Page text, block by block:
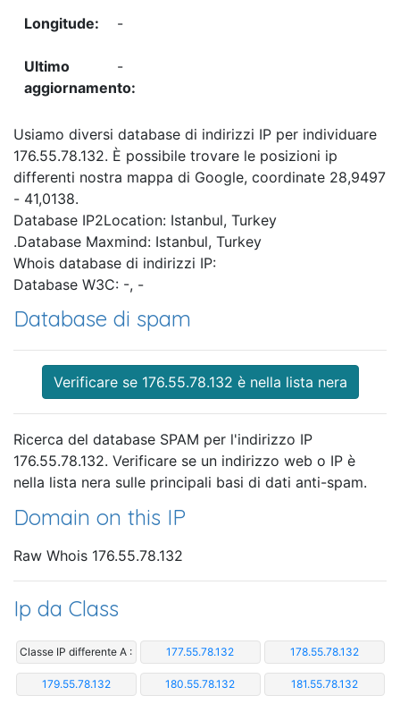
-
-
Usiamo diversi database di indirizzi IP per individuare
176.55.78.132. È possibile trovare le posizioni ip
differenti nostra mappa di Google, coordinate 28,9497
- 41,0138.
Database IP2Location: Istanbul, Turkey
.Database Maxmind: Istanbul, Turkey
Whois database di indirizzi IP:
Database W3C: -, -
Database di spam
Verificare se 176.55.78.132 è nella lista nera
Ricerca del database SPAM per l'indirizzo IP
176.55.78.132. Verificare se un indirizzo web o IP è
nella lista nera sulle principali basi di dati anti-spam.
Domain on this IP
Raw Whois 176.55.78.132
Ip da Class
Classe IP differente A : 177.55.78.132 178.55.78.132
179.55.78.132 180.55.78.132 181.55.78.132